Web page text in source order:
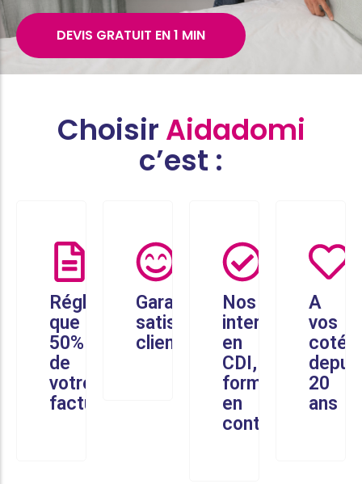
DEVIS GRATUIT EN 1 MIN
Choisir Aidadomi
c’est :
Réglez
que
50%
de
votre
facture
Garantie
satisfaction
client
Nos
intervenants
en
CDI,
formés
en
continu
A
vos
cotés
20
ans